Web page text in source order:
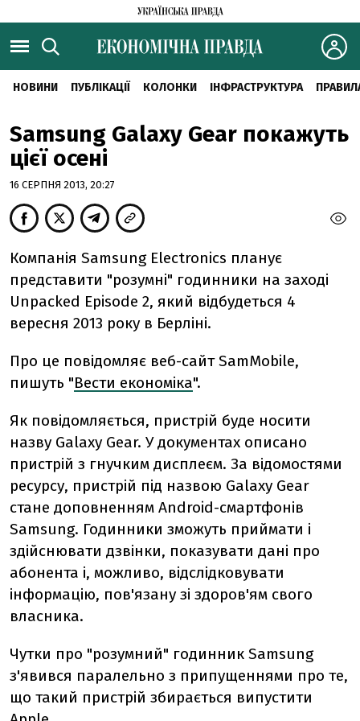
НОВИНИ ПУБЛІКАЦІЇ КОЛОНКИ ІНФРАСТРУКТУРА
Samsung Galaxy Gear покажуть
цієї осені
16 СЕРПНЯ 2013, 20:27
Компанія Samsung Electronics планує
представити "розумні" годинники на заході
Unpacked Episode 2, який відбудеться 4
вересня 2013 року в Берліні.
Про це повідомляє веб-сайт SamMobile,
пишуть "Вести економіка".
Як повідомляється, пристрій буде носити
назву Galaxy Gear. У документах описано
пристрій з гнучким дисплеєм. За відомостями
ресурсу, пристрій під назвою Galaxy Gear
стане доповненням Android-смартфонів
Samsung. Годинники зможуть приймати і
здійснювати дзвінки, показувати дані про
абонента і, можливо, відслідковувати
інформацію, пов'язану зі здоров'ям свого
власника.
Чутки про "розумний" годинник Samsung
з'явився паралельно з припущеннями про те,
що такий пристрій збирається випустити